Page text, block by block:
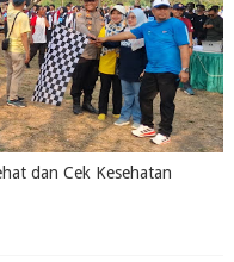
dan Cek Kesehatan